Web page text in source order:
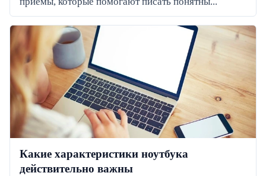
Какие характеристики ноутбука
действительно важны